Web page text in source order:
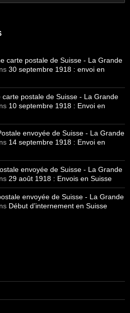
carte postale de Suisse - La Grande
30 septembre 1918 : envoi en
postale de Suisse - La Grande
10 septembre 1918 : Envoi en
envoyée de Suisse - La Grande
14 septembre 1918 : Envoi en
envoyée de Suisse - La Grande
29 août 1918 : Envois en Suisse
envoyée de Suisse - La Grande
Début d’internement en Suisse